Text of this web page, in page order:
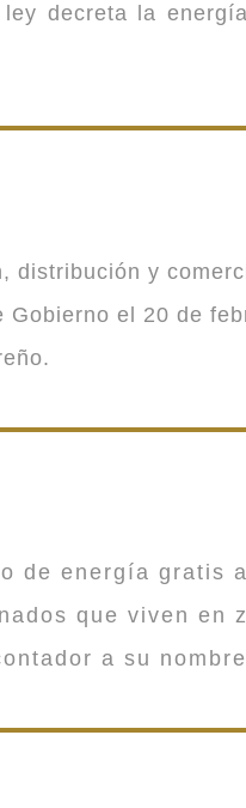
decreta la
distribución y
el 20 de
de energía gratis
que viven en
a su